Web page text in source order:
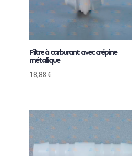
Filtre à carburant avec crépine
métallique
18,88 €